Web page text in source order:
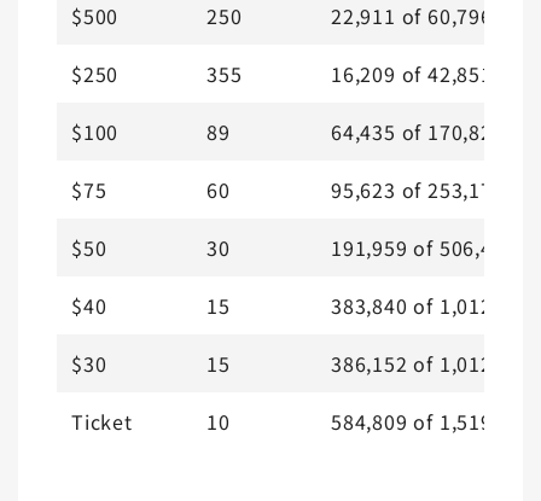
$500 250 22,911 of 60,796
$250
355 16,209 of42,851
$100
89 64,435 of 170,820
$75
60 95,623 of253,170
$50
30 191,959of 506,441
$40
15 383,840of 1,012,882
$30
15 386,152of 1,012,882
Ticket
10 584,809of 1,519,323